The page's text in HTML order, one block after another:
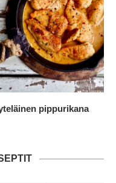
pippurikana